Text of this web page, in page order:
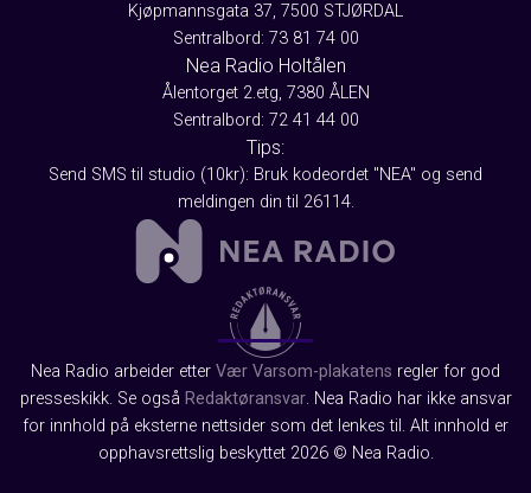
Kjøpmannsgata 37, 7500 STJØRDAL
Sentralbord: 73 81 74 00
Nea Radio Holtålen
Ålentorget 2.etg, 7380 ÅLEN
Sentralbord: 72 41 44 00
Tips:
Send SMS til studio (10kr): Bruk kodeordet "NEA" og send
meldingen din til 26114.
Nea Radio arbeider etter Vær Varsom-plakatens regler for god
presseskikk. Se også Redaktøransvar. Nea Radio har ikke ansvar
for innhold på eksterne nettsider som det lenkes til. Alt innhold er
opphavsrettslig beskyttet 2026 © Nea Radio.